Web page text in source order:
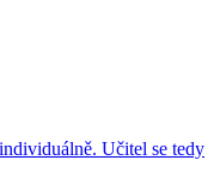
Učitel se tedy